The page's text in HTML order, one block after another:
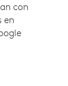
con
en